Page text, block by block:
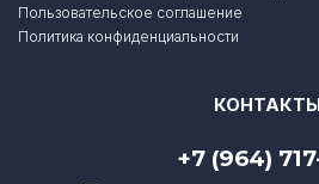
Пользовательское соглашение
Политика конфиденциальности
+7 (964)